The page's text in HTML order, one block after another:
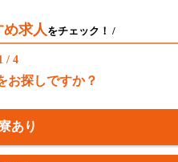
め求人をチェック！ /
/ 4
お探しですか？
あり